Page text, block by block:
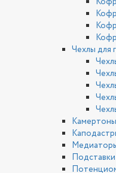
Чехлы для